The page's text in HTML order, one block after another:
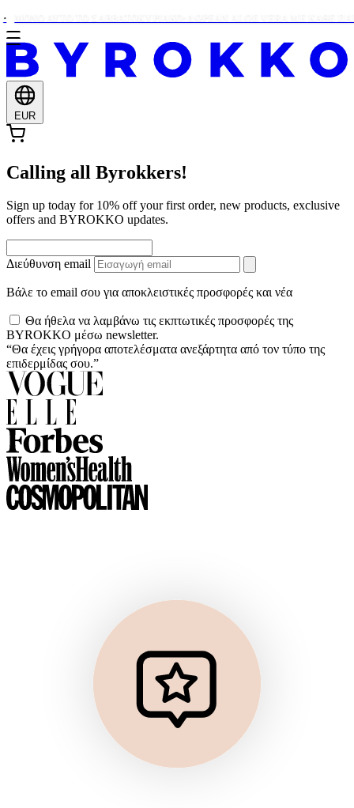
EUR
Calling all Byrokkers!
Sign up today for 10% off your first order, new products, exclusive
offers and BYROKKO updates.
Διεύθυνση email
Βάλε το email σου για αποκλειστικές προσφορές και νέα
Θα ήθελα να λαμβάνω τις εκπτωτικές προσφορές της
BYROKKO μέσω newsletter.
“Θα έχεις γρήγορα αποτελέσματα ανεξάρτητα από τον τύπο της
επιδερμίδας σου.”